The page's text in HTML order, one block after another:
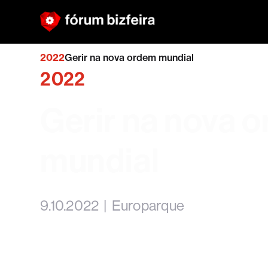
2022Gerir na nova ordem mundial
2022
9.10.2022 Europarque